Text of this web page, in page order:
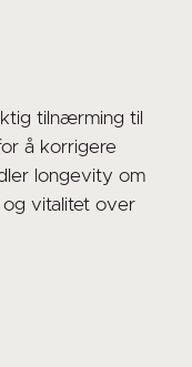
tilnærming til
å korrigere
longevity om
vitalitet over